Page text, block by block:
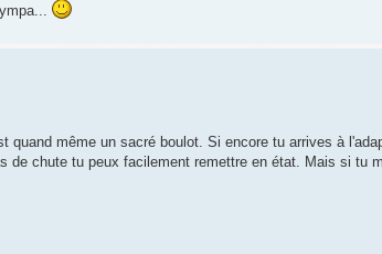
quand même un sacré boulot. Si encore tu arrives à
de chute tu peux facilement remettre en état. Mais si tu